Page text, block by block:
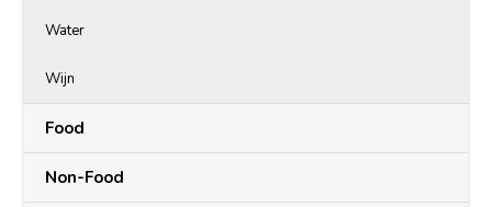
Water
Wijn
Food
Non-Food